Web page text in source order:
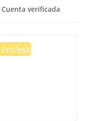
Cuenta verificada